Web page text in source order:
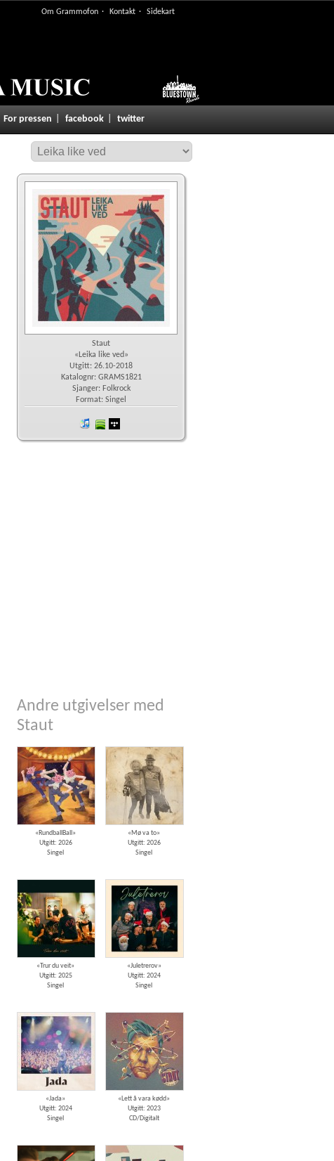
Om Grammofon Kontakt Sidekart
For pressen facebook twitter
Staut
«Leika like ved»
Utgitt: 26.10-2018
Katalognr: GRAMS1821
Sjanger: Folkrock
Format: Singel
iTunesspotify
Andre utgivelser med
Staut
«RundballBall»
Utgitt: 2026
Singel
«Mø va to»
Utgitt: 2026
Singel
«Trur du veit»
Utgitt: 2025
Singel
«Juletrerov»
Utgitt: 2024
Singel
«Jada»
Utgitt: 2024
Singel
«Lett å vara kødd»
Utgitt: 2023
CD/Digitalt